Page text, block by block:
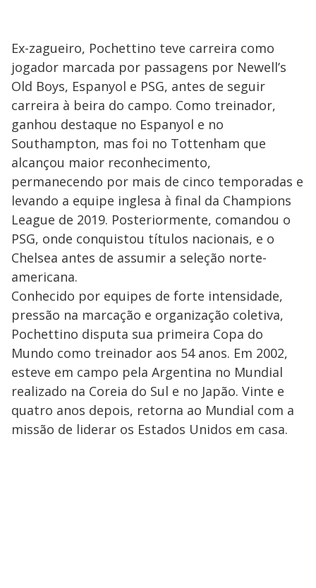
Ex-zagueiro, Pochettino teve carreira como
jogador marcada por passagens por Newell’s
Old Boys, Espanyol e PSG, antes de seguir
carreira à beira do campo. Como treinador,
ganhou destaque no Espanyol e no
Southampton, mas foi no Tottenham que
alcançou maior reconhecimento,
permanecendo por mais de cinco temporadas e
levando a equipe inglesa à final da Champions
League de 2019. Posteriormente, comandou o
PSG, onde conquistou títulos nacionais, e o
Chelsea antes de assumir a seleção norte-
americana.
Conhecido por equipes de forte intensidade,
pressão na marcação e organização coletiva,
Pochettino disputa sua primeira Copa do
Mundo como treinador aos 54 anos. Em 2002,
esteve em campo pela Argentina no Mundial
realizado na Coreia do Sul e no Japão. Vinte e
quatro anos depois, retorna ao Mundial com a
missão de liderar os Estados Unidos em casa.